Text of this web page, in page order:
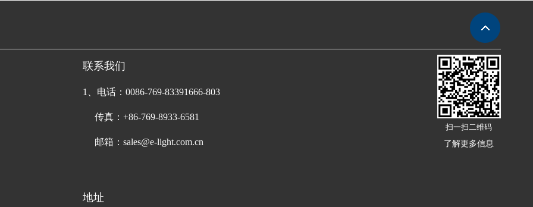
联系我们
1、电话：0086-769-83391666-803
传真：+86-769-8933-6581
邮箱：sales@e-light.com.cn
地址
扫一扫二维码
了解更多信息